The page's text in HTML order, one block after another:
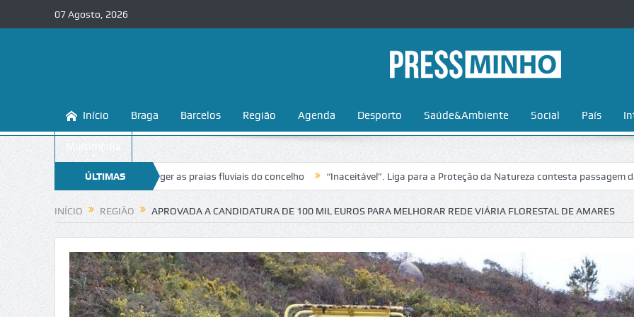
07 Agosto, 2026
Início Braga Barcelos Região Agenda Desporto Saúde&Ambiente Social País
Multimédia
ÚLTIMAS
NOTÍCIAS
a conhecer e proteger as praias fluviais do concelho “Inaceitável”. Liga para a Proteção da Natureza contesta passagem da Volta a
INÍCIO REGIÃO APROVADA A CANDIDATURA DE 100 MIL EUROS PARA MELHORAR REDE VIÁRIA FLORESTAL DE AMARES